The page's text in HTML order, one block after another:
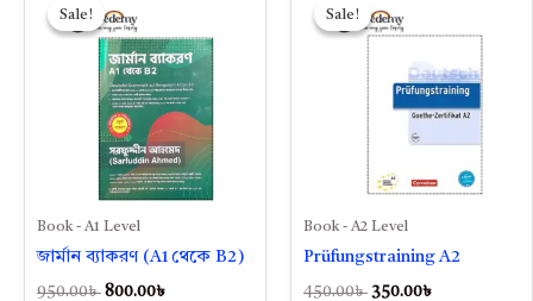
Sale!
Sale!
Book - A1 Level
জার্মান ব্যাকরণ (A1 থেকে B2)
950.00৳
was:
950.00৳ .
800.00৳
800.00৳ .
Sale!
Sale!
Book - A2 Level
Prüfungstraining A2
450.00৳
was:
350.00৳
350.00৳ .